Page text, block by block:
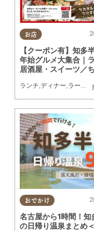
お店
【クーポン有】知多
年始グルメ大集合｜
居酒屋・スイーツ／
広告
ランチ,ディナー,ラーメン
おでかけ
名古屋から1時間！知
の日帰り温泉まとめ